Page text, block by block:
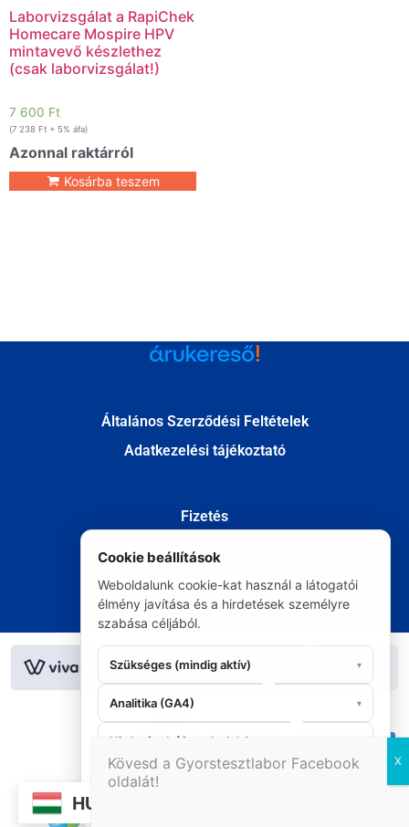
Laborvizsgálat a RapiChek
Homecare Mospire HPV
mintavevő készlethez
(csak laborvizsgálat!)
7 600 Ft
(7 238 Ft + 5% áfa)
Azonnal raktárról
Kosárba teszem
Általános Szerződési Feltételek
Adatkezelési tájékoztató
Fizetés
Elállás
© Minden jog fenntartva 2020
HU
Kövesd a Gyorstesztlabor Facebook
oldalát!
Cookie beállítások
Weboldalunk cookie-kat használ a látogatói
élmény javítása és a hirdetések személyre
szabása céljából.
Szükséges (mindig aktív) ▾
Analitika (GA4) ▾
Hirdetések (Google Ads)
Mindent